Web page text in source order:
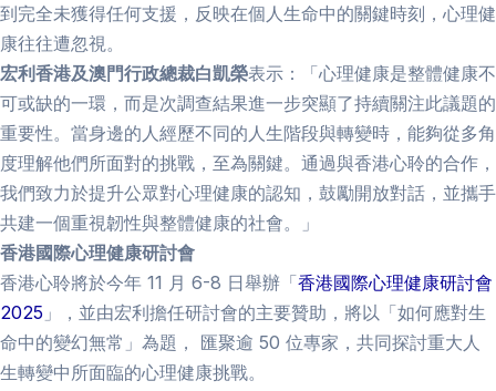
到完全未獲得任何支援，反映在個人生命中的關鍵時刻，心理健
康往往遭忽視。
宏利香港及澳門行政總裁白凱榮表示：「心理健康是整體健康不
可或缺的一環，而是次調查結果進一步突顯了持續關注此議題的
重要性。當身邊的人經歷不同的人生階段與轉變時，能夠從多角
度理解他們所面對的挑戰，至為關鍵。通過與香港心聆的合作，
我們致力於提升公眾對心理健康的認知，鼓勵開放對話，並攜手
共建一個重視韌性與整體健康的社會。」
香港國際心理健康研討會
香港心聆將於今年 11 月 6-8 日舉辦「香港國際心理健康研討會
2025 」，並由宏利擔任研討會的主要贊助，將以「如何應對生
命中的變幻無常」為題， 匯聚逾 50 位專家，共同探討重大人
生轉變中所面臨的心理健康挑戰。